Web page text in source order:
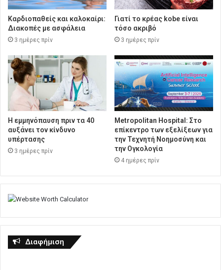
Καρδιοπαθείς και καλοκαίρι:
Διακοπές με ασφάλεια
3 ημέρες πρίν
Γιατί το κρέας kobe είναι
τόσο ακριβό
3 ημέρες πρίν
Η εμμηνόπαυση πριν τα 40
αυξάνει τον κίνδυνο
υπέρτασης
3 ημέρες πρίν
Metropolitan Hospital: Στο
επίκεντρο των εξελίξεων για
την Τεχνητή Νοημοσύνη και
την Ογκολογία
4 ημέρες πρίν
Διαφήμιση